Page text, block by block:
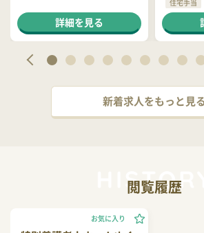
詳細を見る
住宅手当
ハラスメ
新着求人をもっと見る
閲覧履歴
お気に入り